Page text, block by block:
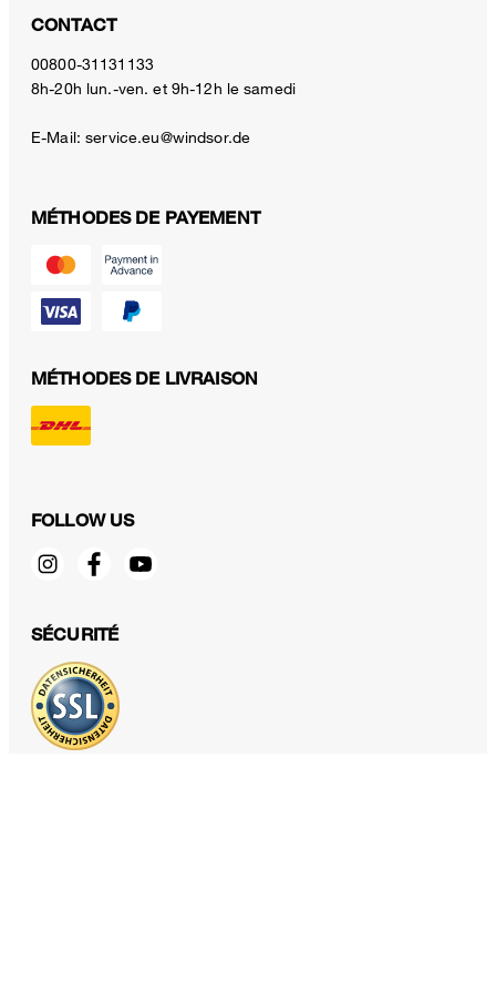
Cravate en coton et soie à motifs bleu marine
65,00 €
CONTACT
00800-31131133
8h-20h lun.-ven. et 9h-12h le samedi
E-Mail:service.eu@windsor.de
MÉTHODES DE PAYEMENT
MÉTHODES DE LIVRAISON
FOLLOW US
SÉCURITÉ